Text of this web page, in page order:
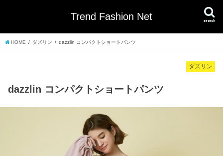
Trend Fashion Net search
HOME ダズリン dazzlin コンパクトショートパンツ
ダズリン
dazzlin コンパクトショートパンツ